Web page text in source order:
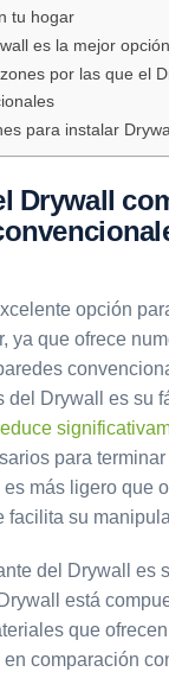
tu hogar
es la mejor
por las que el
para instalar
Drywall
opción
ya que ofrece
del Drywall es su
para
más ligero que
facilita su
del Drywall es
está
que
comparación